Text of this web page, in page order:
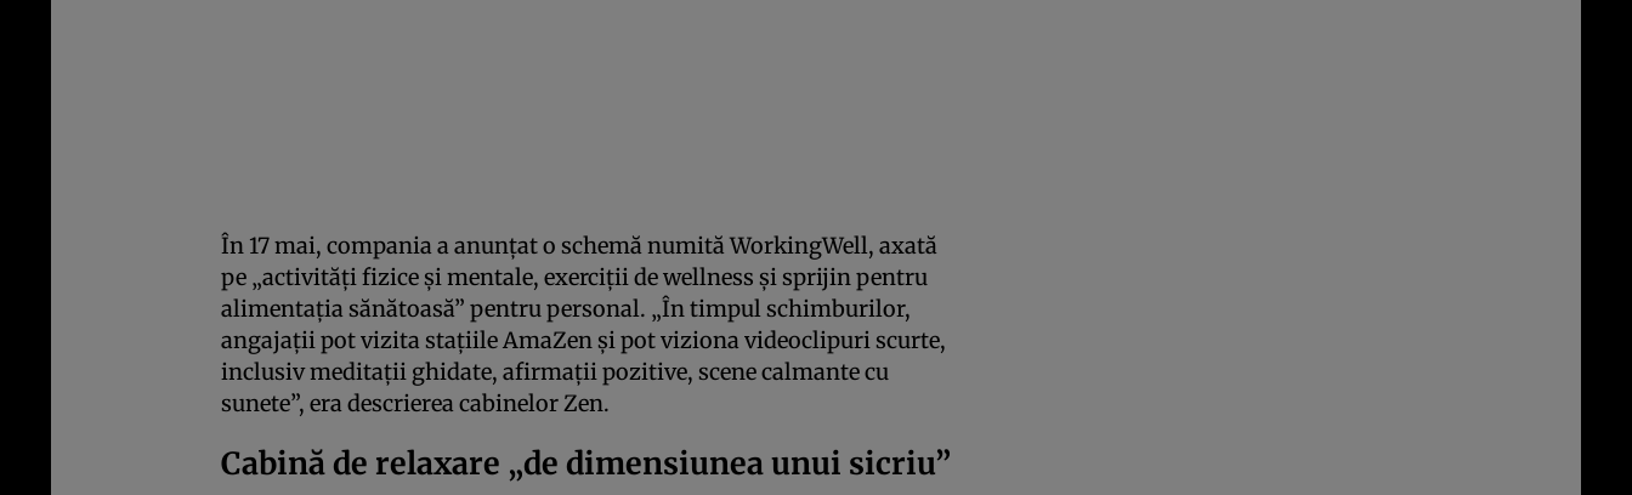
În 17 mai, compania a anunțat o schemă numită WorkingWell, axată
pe „activități fizice și mentale, exerciții de wellness și sprijin pentru
alimentația sănătoasă” pentru personal. „În timpul schimburilor,
angajații pot vizita stațiile AmaZen și pot viziona videoclipuri scurte,
inclusiv meditații ghidate, afirmații pozitive, scene calmante cu
sunete”, era descrierea cabinelor Zen.
Cabină de relaxare „de dimensiunea unui sicriu”